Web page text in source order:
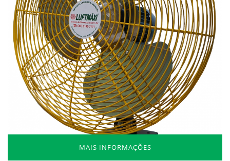
MAIS INFORMAÇÕES